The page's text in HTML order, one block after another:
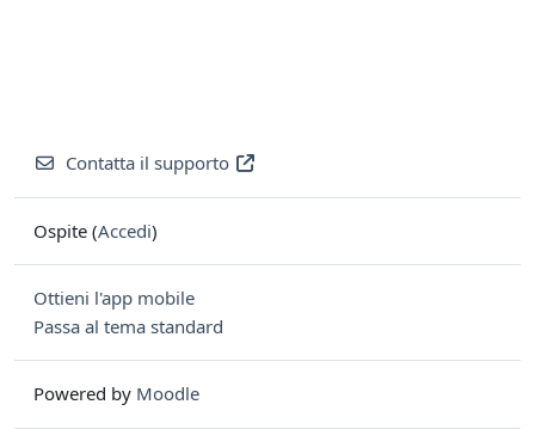
Contatta il supporto
Ospite (Accedi)
Ottieni l'app mobile
Passa al tema standard
Powered by Moodle